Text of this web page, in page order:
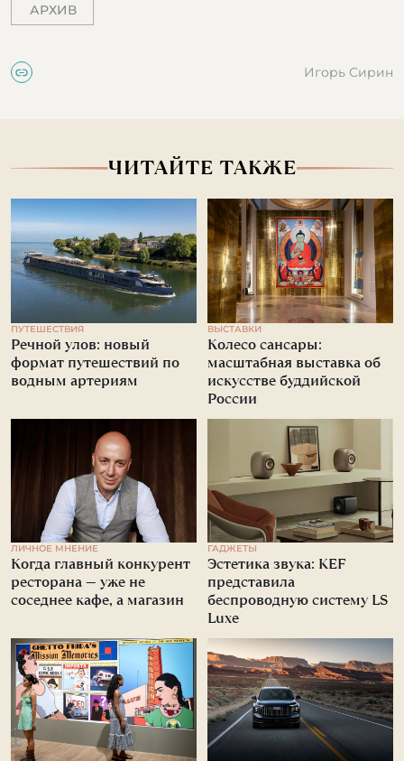
АРХИВ
Игорь Сирин
ЧИТАЙТЕ ТАКЖЕ
ПУТЕШЕСТВИЯ
Речной улов: новый
формат путешествий по
водным артериям
ВЫСТАВКИ
Колесо сансары:
масштабная выставка об
искусстве буддийской
России
ЛИЧНОЕ МНЕНИЕ
Когда главный конкурент
ресторана — уже не
соседнее кафе, а магазин
ГАДЖЕТЫ
Эстетика звука: KEF
представила
беспроводную систему LS
Luxe